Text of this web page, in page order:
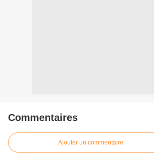
Commentaires
Ajouter un commentaire